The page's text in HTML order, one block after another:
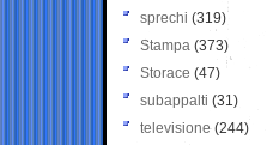
sprechi (319)
Stampa (373)
Storace (47)
subappalti (31)
televisione(244)